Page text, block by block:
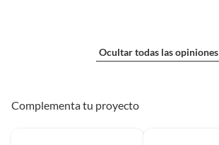
Ocultar todas las opiniones
Complementa tu proyecto